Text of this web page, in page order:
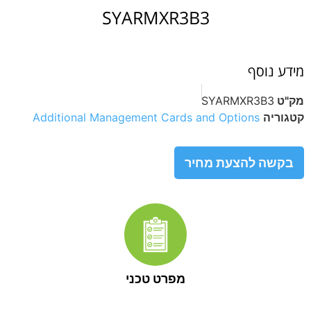
SYARMXR3B3
מידע נוסף
מק"ט SYARMXR3B3
קטגוריה Additional Management Cards and Options
בקשה להצעת מחיר
מפרט טכני